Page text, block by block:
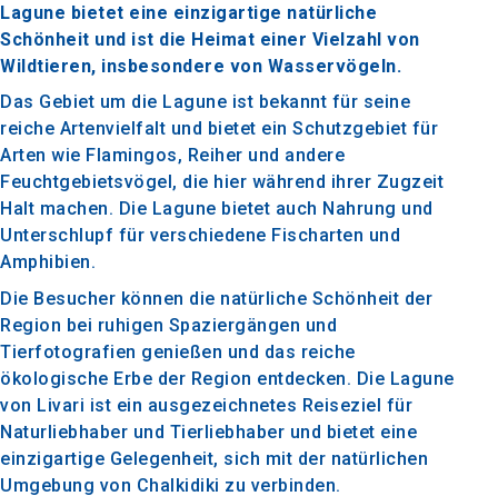
Lagune bietet eine einzigartige natürliche
Schönheit und ist die Heimat einer Vielzahl von
Wildtieren, insbesondere von Wasservögeln.
Das Gebiet um die Lagune ist bekannt für seine
reiche Artenvielfalt und bietet ein Schutzgebiet für
Arten wie Flamingos, Reiher und andere
Feuchtgebietsvögel, die hier während ihrer Zugzeit
Halt machen. Die Lagune bietet auch Nahrung und
Unterschlupf für verschiedene Fischarten und
Amphibien.
Die Besucher können die natürliche Schönheit der
Region bei ruhigen Spaziergängen und
Tierfotografien genießen und das reiche
ökologische Erbe der Region entdecken. Die Lagune
von Livari ist ein ausgezeichnetes Reiseziel für
Naturliebhaber und Tierliebhaber und bietet eine
einzigartige Gelegenheit, sich mit der natürlichen
Umgebung von Chalkidiki zu verbinden.